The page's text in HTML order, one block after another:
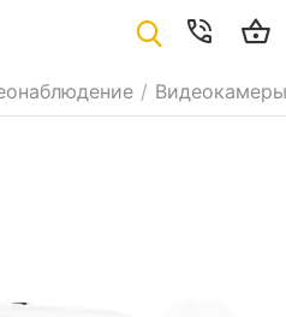
/ Видеокамеры